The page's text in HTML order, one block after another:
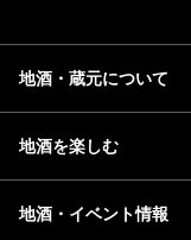
地酒・蔵元について
地酒を楽しむ
地酒・イベント情報